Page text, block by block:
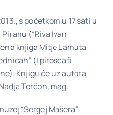
i literatura
s početkom u 17 sati u
(“Riva Ivan
knjiga Mitje Lamuta
(I piroscafi
Knjigu će uz autora
Terčon, mag.
“Sergej Mašera”